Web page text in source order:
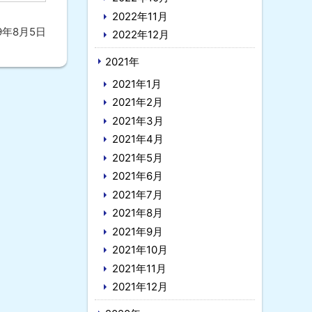
8月5日
2022年11月
2022年12月
2021年
2021年1月
2021年2月
2021年3月
2021年4月
2021年5月
2021年6月
2021年7月
2021年8月
2021年9月
2021年10月
2021年11月
2021年12月